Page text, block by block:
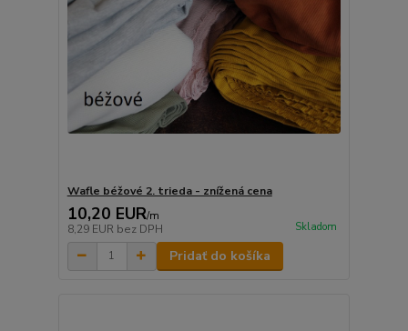
Wafle béžové 2. trieda - znížená cena
10,20 EUR/m
8,29 EUR bez DPH Skladom
Pridať do košíka